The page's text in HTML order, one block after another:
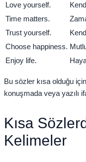
Love yourself.
Time matters.
Trust yourself.
Choose happiness.
Enjoy life.
Bu sözler kısa olduğu
konuşmada veya yazılı
Kısa
Kelimeler